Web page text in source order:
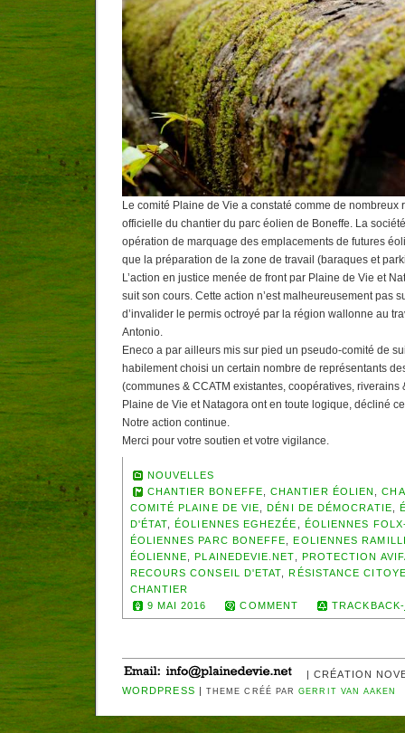
Le comité Plaine de Vie a constaté comme de nombreux
officielle du chantier du parc éolien de Boneffe. La
opération de marquage des emplacements de futures
que la préparation de la zone de travail (baraques et
L’action en justice menée de front par Plaine de Vie et
suit son cours. Cette action n’est malheureusement pas
d’invalider le permis octroyé par la région wallonne au
Antonio.
Eneco a par ailleurs mis sur pied un pseudo-comité de
habilement choisi un certain nombre de représentants
(communes & CCATM existantes, coopératives, riverains
Plaine de Vie et Natagora ont en toute logique, décliné
Notre action continue.
Merci pour votre soutien et votre vigilance.
NOUVELLES
CHANTIER BONEFFE
CHANTIER ÉOLIEN ,
COMITÉ PLAINE DE VIE ,DÉNI DE DÉMOCRATIE
D'ÉTAT ,ÉOLIENNES EGHEZÉE
ÉOLIENNES
ÉOLIENNES PARC BONEFFE
,EOLIENNES
ÉOLIENNE ,PLAINEDEVIE.NET
PROTECTION
RECOURS CONSEIL D'ETAT ,RÉSISTANCE
CHANTIER
9 MAI 2016
COMMENT TRACKBACK-
| CRÉATION
WORDPRESS
THEME CRÉÉ PARGERRIT VAN AAKEN